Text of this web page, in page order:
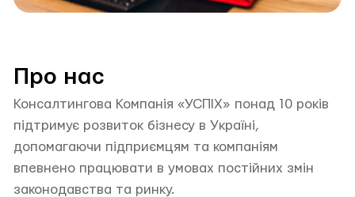
Про нас
Консалтингова Компанія «УСПІХ» понад 10 років
підтримує розвиток бізнесу в Україні,
допомагаючи підприємцям та компаніям
впевнено працювати в умовах постійних змін
законодавства та ринку.